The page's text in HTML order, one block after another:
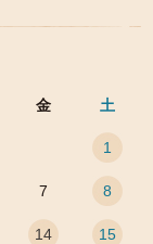
金 土
1
7 8
14 15